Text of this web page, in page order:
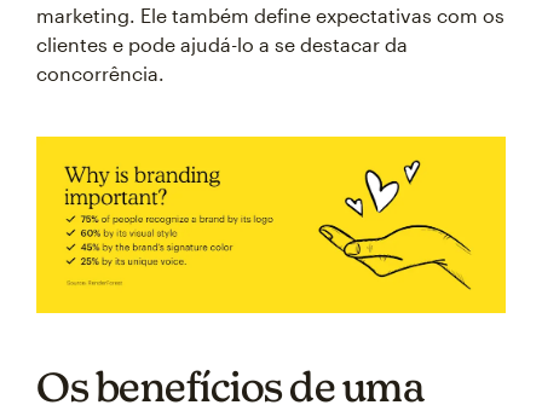
marketing. Ele também define expectativas com os
clientes e pode ajudá-lo a se destacar da
concorrência.
Os benefícios de uma